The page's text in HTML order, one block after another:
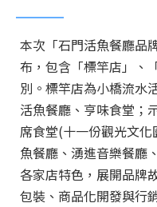
本次「石門活魚餐廳品
布，包含「標竿店」、
別。標竿店為小橋流水
活魚餐廳、亨味食堂；
席食堂(十一份觀光文
魚餐廳、湧進音樂餐廳
各家店特色，展開品牌
包裝、商品化開發與行